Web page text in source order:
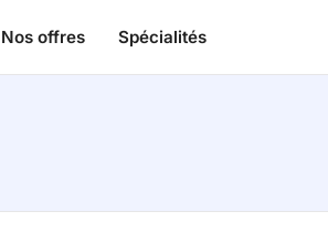
Nos offres Spécialités